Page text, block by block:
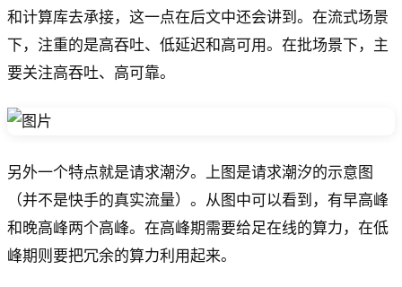
和计算库去承接，这一点在后文中还会讲到。在流式场景
下，注重的是高吞吐、低延迟和高可用。在批场景下，主
要关注高吞吐、高可靠。
另外一个特点就是请求潮汐。上图是请求潮汐的示意图
（并不是快手的真实流量）。从图中可以看到，有早高峰
和晚高峰两个高峰。在高峰期需要给足在线的算力，在低
峰期则要把冗余的算力利用起来。